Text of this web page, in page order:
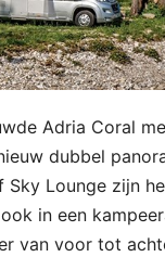
Adria Coral
dubbel
Sky Lounge zijn
in een
van voor tot